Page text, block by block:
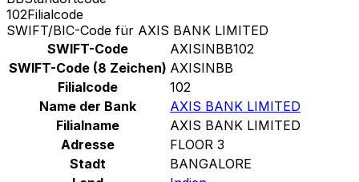
102Filialcode
SWIFT/BIC-Code für AXIS BANK LIMITED
SWIFT-Code
AXISINBB102
SWIFT-Code (8 Zeichen) AXISINBB
Filialcode
102
Name der Bank
AXIS BANK LIMITED
Filialname
AXIS BANK LIMITED
Adresse
FLOOR 3
Stadt
BANGALORE